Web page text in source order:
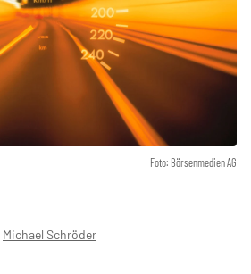
Foto: Börsenmedien AG
Michael Schröder